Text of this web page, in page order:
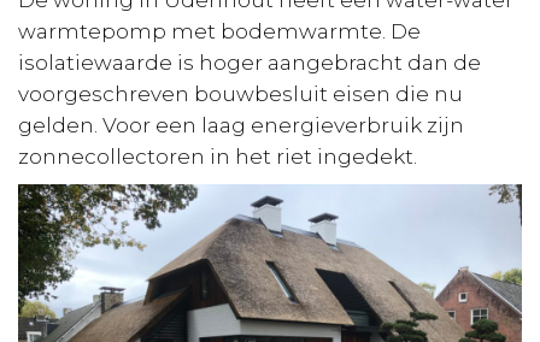
warmtepomp met bodemwarmte. De
isolatiewaarde is hoger aangebracht dan de
voorgeschreven bouwbesluit eisen die nu
gelden. Voor een laag energieverbruik zijn
zonnecollectoren in het riet ingedekt.